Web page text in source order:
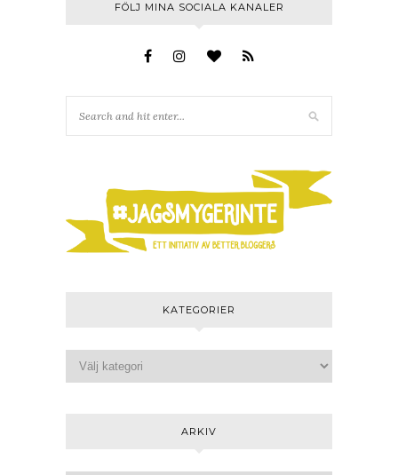
FÖLJ MINA SOCIALA KANALER
KATEGORIER
ARKIV